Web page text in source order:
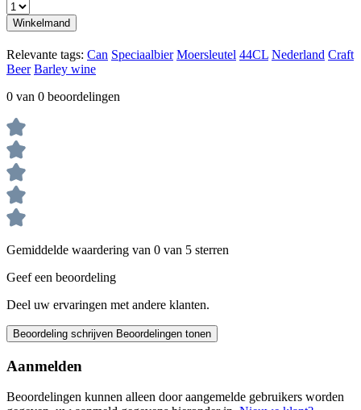
Winkelmand
Relevante tags: Can Speciaalbier Moersleutel 44CL Nederland Craft
Beer Barley wine
0 van 0 beoordelingen
Gemiddelde waardering van 0 van 5 sterren
Geef een beoordeling
Deel uw ervaringen met andere klanten.
Beoordeling schrijven Beoordelingen tonen
Aanmelden
Beoordelingen kunnen alleen door aangemelde gebruikers worden